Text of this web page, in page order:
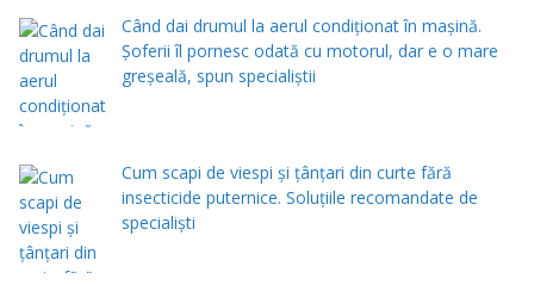
Când dai drumul la aerul condiţionat în maşină.
Şoferii îl pornesc odată cu motorul, dar e o mare
greşeală, spun specialiştii
Cum scapi de viespi și țânțari din curte fără
insecticide puternice. Soluțiile recomandate de
specialiști